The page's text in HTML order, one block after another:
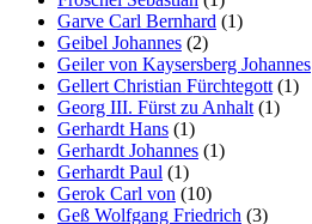
Garve Carl Bernhard (1)
Geibel Johannes (2)
Geiler von Kaysersberg Johannes
Gellert Christian Fürchtegott (1)
Georg III. Fürst zu Anhalt (1)
Gerhardt Hans (1)
Gerhardt Johannes (1)
Gerhardt Paul (1)
Gerok Carl von (10)
Geß Wolfgang Friedrich (3)